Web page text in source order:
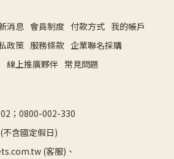
消息 會員制度 付款方式 我的帳戶
政策 服務條款 企業聯名採購
線上推廣夥伴 常見問題
；0800-002-330
含國定假日)
(客服)、